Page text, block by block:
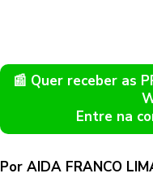
📰 Quer receber as
Entre na
Por AIDA FRANCO